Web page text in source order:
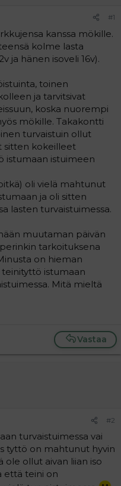
#1
kanssa mökille.
kolme lasta
ja hänen isoveli 16v).
toinen
ja tarvitsivat
koska nuorempi
mökille. Takakontti
turvaistuin ollut
sitten kokeilleet
istumaan istuimeen
oli vielä mahtunut
ja oli sitten
lasten turvaistuimessa.
muutaman päivän
tarkoituksena
on hieman
istumaan
Mitä mieltä
Vastaa
#2
turvaistuimessa vai
tyttö on mahtunut hyvin
ole ollut aivan liian iso
että teini on